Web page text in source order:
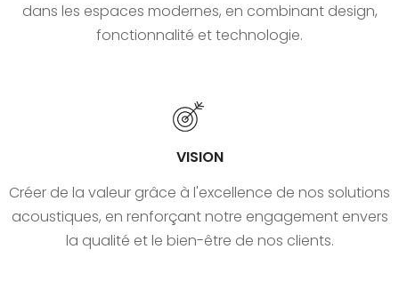
dans les espaces modernes, en combinant design,
fonctionnalité et technologie.
VISION
Créer de la valeur grâce à l'excellence de nos solutions
acoustiques, en renforçant notre engagement envers
la qualité et le bien-être de nos clients.